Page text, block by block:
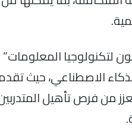
لتكنولوجيا
الاصطناعي، حيث
من فرص تأهيل